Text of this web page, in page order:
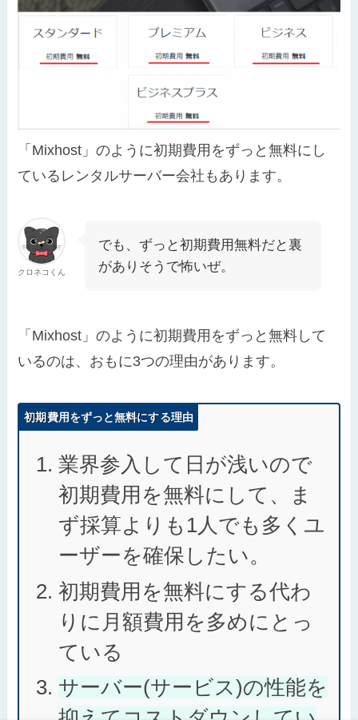
「Mixhost」のように初期費用をずっと無料にし
ているレンタルサーバー会社もあります。
クロネコくん
でも、ずっと初期費用無料だと裏
がありそうで怖いぜ。
「Mixhost」のように初期費用をずっと無料して
いるのは、おもに3つの理由があります。
初期費用をずっと無料にする理由
業界参入して日が浅いので
初期費用を無料にして、ま
ず採算よりも1人でも多くユ
ーザーを確保したい。
初期費用を無料にする代わ
りに月額費用を多めにとっ
ている
サーバー(サービス)の性能を